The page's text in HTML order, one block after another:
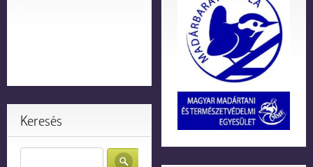
Keresés